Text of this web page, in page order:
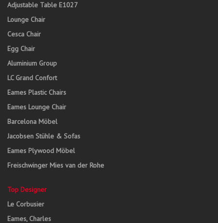
Adjustable Table E1027
Lounge Chair
Cesca Chair
Egg Chair
Aluminium Group
LC Grand Confort
Eames Plastic Chairs
Eames Lounge Chair
Barcelona Möbel
Jacobsen Stühle & Sofas
Eames Plywood Möbel
Freischwinger Mies van der Rohe
Top Designer
Le Corbusier
Eames, Charles